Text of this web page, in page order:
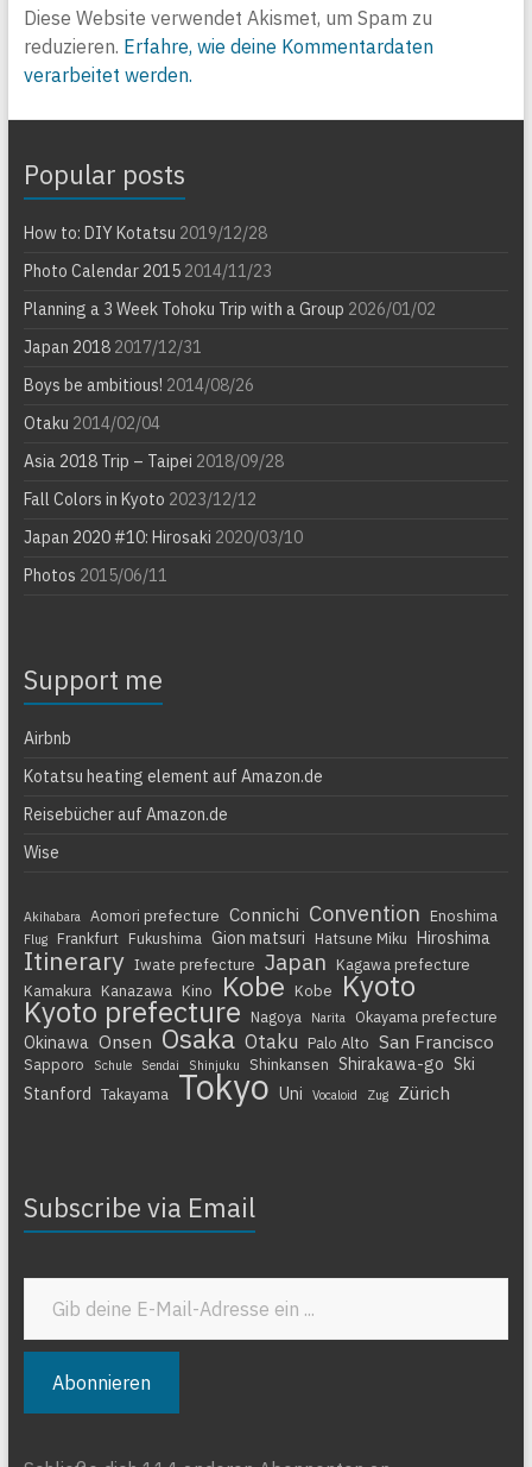
Diese Website verwendet Akismet, um Spam zu
reduzieren. Erfahre, wie deine Kommentardaten
verarbeitet werden.
Popular posts
How to: DIY Kotatsu 2019/12/28
Photo Calendar 20152014/11/23
Planning a 3 Week Tohoku Trip with a Group 2026/01/02
Japan 20182017/12/31
Boys be ambitious! 2014/08/26
Otaku 2014/02/04
Asia 2018 Trip – Taipei 2018/09/28
Fall Colors in Kyoto 2023/12/12
Japan 2020 #10: Hirosaki 2020/03/10
Photos 2015/06/11
Support me
Airbnb
Kotatsu heating element auf Amazon.de
Reisebücher auf Amazon.de
Wise
Akihabara Aomori prefecture Connichi Convention Enoshima
Flug Frankfurt Fukushima Gion matsuri Hatsune Miku Hiroshima
Itinerary Iwate prefecture Japan
Kagawa prefecture
Kamakura Kanazawa Kino Kobe Kobe Kyoto
Kyoto prefecture Nagoya Narita Okayama prefecture
Okinawa Onsen Osaka Otaku Palo Alto San Francisco
Sapporo Schule Sendai Shinjuku Shinkansen Shirakawa-go Ski
Stanford
Takayama Tokyo Uni Vocaloid Zug Zürich
Subscribe via Email
Gib deine E-Mail-Adresse ein ...
Abonnieren